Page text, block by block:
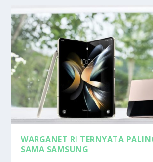
WARGANET RI TERNYATA
SAMA SAMSUNG